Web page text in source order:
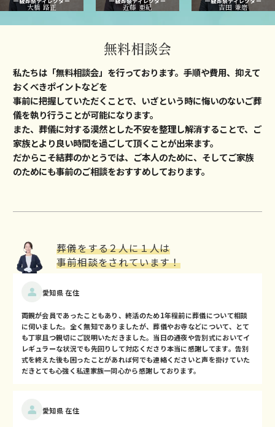
大橋 路正 近藤 亜紀 吉田 兼磨
無料相談会
私たちは「無料相談会」を⾏っております。⼿順や費⽤、抑えて
おくべきポイントなどを
事前に把握していただくことで、いざという時に悔いのないご葬
儀を執り⾏うことが可能になります。
また、葬儀に対する漠然とした不安を整理し解消することで、ご
家族とより良い時間を過ごして頂くことが出来ます。
だからこそ結葬のかとうでは、ご本⼈のために、そしてご家族
のためにも事前のご相談をおすすめしております。
葬儀をする２⼈に１⼈は
事前相談をされています！
愛知県 在住
両親が会員であったこともあり、終活のため1年程前に葬儀について相談
に伺いました。全く無知でありましたが、葬儀やお寺などについて、とて
も丁寧且つ親切にご説明いただきました。当日の通夜や告別式においてイ
レギュラーな状況でも先回りして対応くださり本当に感謝してます。告別
式を終えた後も困ったことがあれば何でも連絡くださいと声を掛けていた
だきとても心強く私達家族一同心から感謝しております。
愛知県 在住